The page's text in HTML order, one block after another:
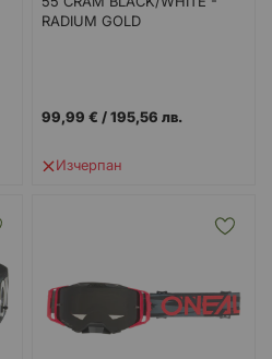
RADIUM GOLD
99,99 € /195,56 лв.
Изчерпан